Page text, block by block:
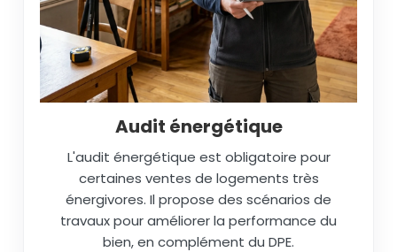
Audit énergétique
L'audit énergétique est obligatoire pour
certaines ventes de logements très
énergivores. Il propose des scénarios de
travaux pour améliorer la performance du
bien, en complément du DPE.